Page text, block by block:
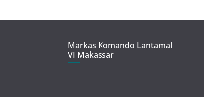
Markas Komando Lantamal
VI Makassar